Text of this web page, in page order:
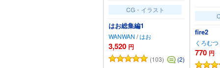
CG・イラスト
はお総集編1
WANWAN /はお
3,520 円
(103) (2)
fire2
くろむつ
770 円